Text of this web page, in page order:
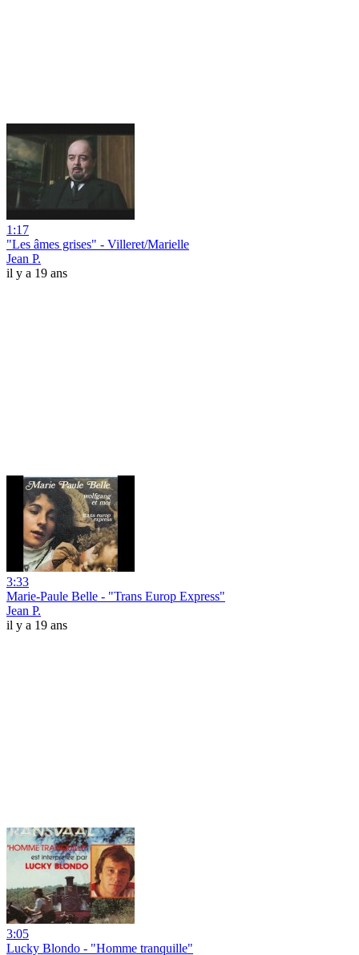
1:17
"Les âmes grises" - Villeret/Marielle
Jean P.
il y a 19 ans
3:33
Marie-Paule Belle - "Trans Europ Express"
Jean P.
il y a 19 ans
3:05
Lucky Blondo - "Homme tranquille"